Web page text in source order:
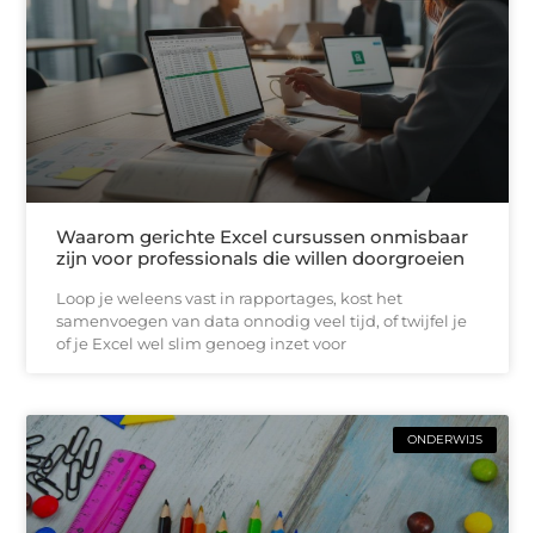
Waarom gerichte Excel cursussen onmisbaar
zijn voor professionals die willen doorgroeien
Loop je weleens vast in rapportages, kost het
samenvoegen van data onnodig veel tijd, of twijfel je
of je Excel wel slim genoeg inzet voor
ONDERWIJS